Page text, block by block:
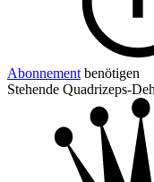
Abonnement benötigen
Stehende Quadrizeps-